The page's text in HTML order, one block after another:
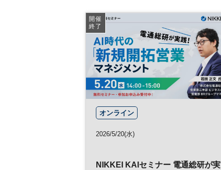
情報セキュリティ HR
参加無料
開催
終了
オンライン
2026/5/20(水)
NIKKEI KAIセミナー 電通総研が実